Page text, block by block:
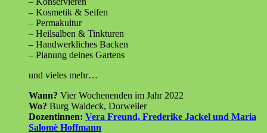
– Kosmetik & Seifen
– Permakultur
– Heilsalben & Tinkturen
– Handwerkliches Backen
– Planung deines Gartens
und vieles mehr…
Wann? Vier Wochenenden im Jahr 2022
Wo? Burg Waldeck, Dorweiler
Dozentinnen: Vera Freund, Frederike Jackel und Maria
Salomè Hoffmann